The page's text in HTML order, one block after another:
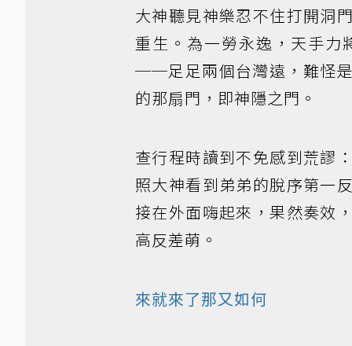
大神聽見神樂忍不住打開洞
重生。為一勞永逸，天手力
──足足兩個台灣遠，難怪
的那扇門，即神隱之門。
查行程時讀到不免感到荒謬
照大神看到弟弟的脫序第一
接在外面嗨起來，果然奏效
高反差萌。
來就來了那又如何